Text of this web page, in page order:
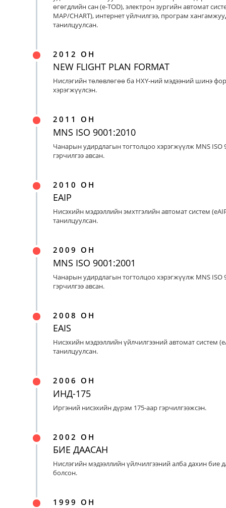
өгөгдлийн сан (e-TOD), электрон зургийн автомат
MAP/CHART), интернет үйлчилгээ, програм
танилцуулсан.
2012 ОН
NEW FLIGHT PLAN FORMAT
Нислэгийн төлөвлөгөө ба НХҮ-ний мэдээний шинэ
хэрэгжүүлсэн.
2011 ОН
MNS ISO 9001:2010
Чанарын удирдлагын тогтолцоо хэрэгжүүлж MNS ISO
гэрчилгээ авсан.
2010 ОН
EAIP
Нисэхийн мэдээллийн эмхтгэлийн автомат систем
танилцуулсан.
2009 ОН
MNS ISO 9001:2001
Чанарын удирдлагын тогтолцоо хэрэгжүүлж MNS ISO
гэрчилгээ авсан.
2008 ОН
EAIS
Нисэхийн мэдээллийн үйлчилгээний автомат систем
танилцуулсан.
2006 ОН
ИНД-175
Иргэний нисэхийн дүрэм 175-аар гэрчилгээжсэн.
2002 ОН
БИЕ ДААСАН
Нислэгийн мэдээллийн үйлчилгээний алба дахин бие
болсон.
1999 ОН